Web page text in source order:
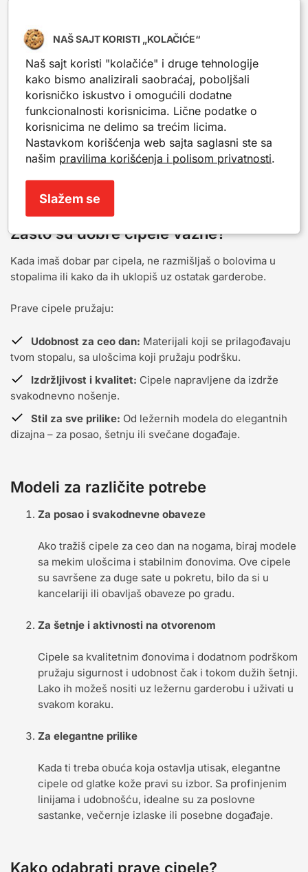
Cipele – Za svaki korak, svaku
priliku
Cipele nisu samo obuća – one su deo tvog svakodnevnog
života. Bez obzira na to da li tražiš nešto udobno za posao,
elegantno za posebne prilike ili praktično za duže šetnje,
Zašto su dobre cipele važne?
Kada imaš dobar par cipela, ne razmišljaš o bolovima u
stopalima ili kako da ih uklopiš uz ostatak garderobe.
Prave cipele pružaju:
Udobnost za ceo dan: Materijali koji se prilagođavaju
tvom stopalu, sa ulošcima koji pružaju podršku.
Izdržljivost i kvalitet: Cipele napravljene da izdrže
svakodnevno nošenje.
Stil za sve prilike: Od ležernih modela do elegantnih
dizajna – za posao, šetnju ili svečane događaje.
Modeli za različite potrebe
Za posao i svakodnevne obaveze
Ako tražiš cipele za ceo dan na nogama, biraj modele
sa mekim ulošcima i stabilnim đonovima. Ove cipele
su savršene za duge sate u pokretu, bilo da si u
kancelariji ili obavljaš obaveze po gradu.
Za šetnje i aktivnosti na otvorenom
Cipele sa kvalitetnim đonovima i dodatnom podrškom
pružaju sigurnost i udobnost čak i tokom dužih šetnji.
Lako ih možeš nositi uz ležernu garderobu i uživati u
svakom koraku.
Za elegantne prilike
Kada ti treba obuća koja ostavlja utisak, elegantne
cipele od glatke kože pravi su izbor. Sa profinjenim
linijama i udobnošću, idealne su za poslovne
sastanke, večernje izlaske ili posebne događaje.
Kako odabrati prave cipele?
NAŠ SAJT KORISTI „KOLAČIĆE“
Naš sajt koristi "kolačiće" i druge tehnologije
kako bismo analizirali saobraćaj, poboljšali
korisničko iskustvo i omogućili dodatne
funkcionalnosti korisnicima. Lične podatke o
korisnicima ne delimo sa trećim licima.
Nastavkom korišćenja web sajta saglasni ste sa
našim pravilima korišćenja i polisom privatnosti.
Slažem se